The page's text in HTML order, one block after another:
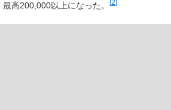
最高200,000以上になった。
[2]